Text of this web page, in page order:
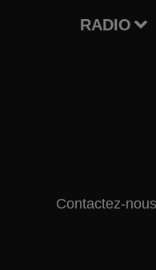
RADIO
Contactez-nous